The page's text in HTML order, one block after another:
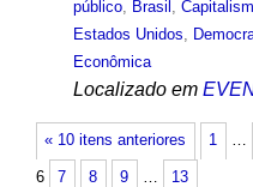
público, Brasil ,
Estados Unidos,
Econômica
Localizado em
« 10 itens anteriores 1 …
6 7 8 9 … 13